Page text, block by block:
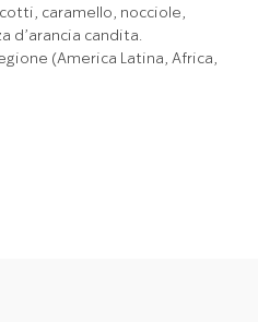
caramello, nocciole,
d’arancia candita.
(America Latina, Africa,